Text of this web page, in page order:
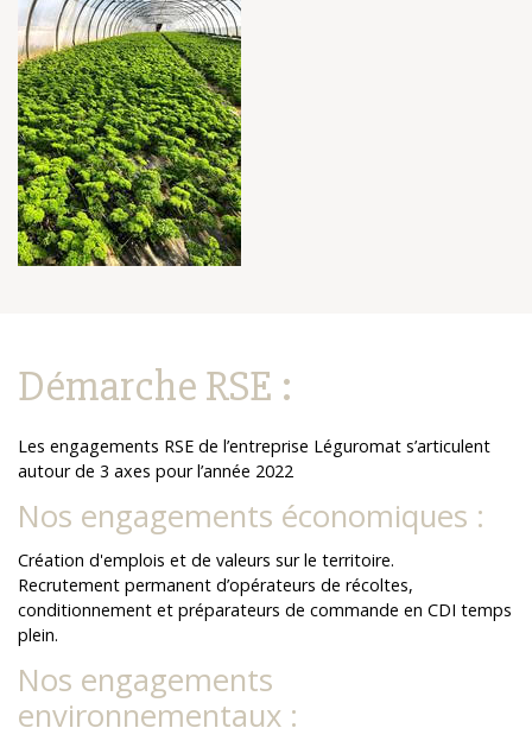
Démarche RSE :
Les engagements RSE de l’entreprise Léguromat s’articulent
autour de 3 axes pour l’année 2022
Nos engagements économiques :
Création d'emplois et de valeurs sur le territoire.
Recrutement permanent d’opérateurs de récoltes,
conditionnement et préparateurs de commande en CDI temps
plein.
Nos engagements
environnementaux :